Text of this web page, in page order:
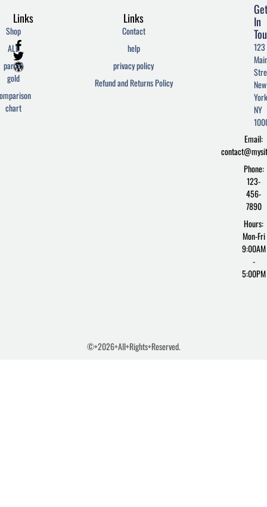
F
a
c
e
o
o
T
w
i
t
e
r
W
o
r
d
r
e
Links
Contact
help
privacy policy
Refund and Returns Policy
Links
Shop
ALL
parcel
gold
chart
In
123
New
NY
Email:
Phone:
123-
456-
7890
Hours:
Mon-Fri
9:00AM
-
5:00PM
©+2026+All+Rights+Reserved.